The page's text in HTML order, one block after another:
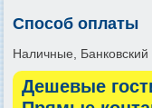
Способ оплаты
Наличные, Банковский
Дешевые